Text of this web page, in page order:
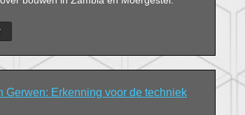
Gerwen: Erkenning voor de techniek